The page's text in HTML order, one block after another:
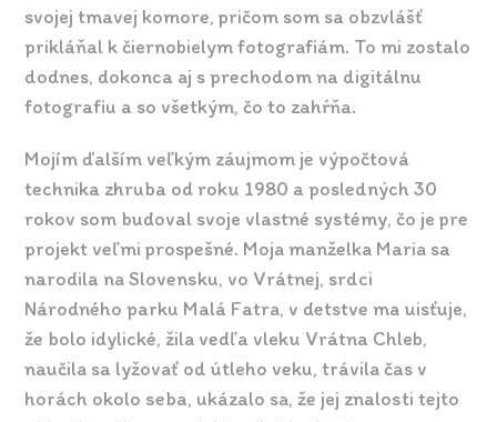
svojej tmavej komore, pričom som sa obzvlášť
prikláňal k čiernobielym fotografiám. To mi zostalo
dodnes, dokonca aj s prechodom na digitálnu
fotografiu a so všetkým, čo to zahŕňa.
Mojím ďalším veľkým záujmom je výpočtová
technika zhruba od roku 1980 a posledných 30
rokov som budoval svoje vlastné systémy, čo je pre
projekt veľmi prospešné. Moja manželka Maria sa
narodila na Slovensku, vo Vrátnej, srdci
Národného parku Malá Fatra, v detstve ma uisťuje,
že bolo idylické, žila vedľa vleku Vrátna Chleb,
naučila sa lyžovať od útleho veku, trávila čas v
horách okolo seba, ukázalo sa, že jej znalosti tejto